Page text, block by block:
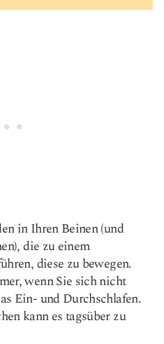
in Ihren Beinen (und
die zu einem
diese zu bewegen.
wenn Sie sich nicht
Ein- und Durchschlafen.
kann es tagsüber zu